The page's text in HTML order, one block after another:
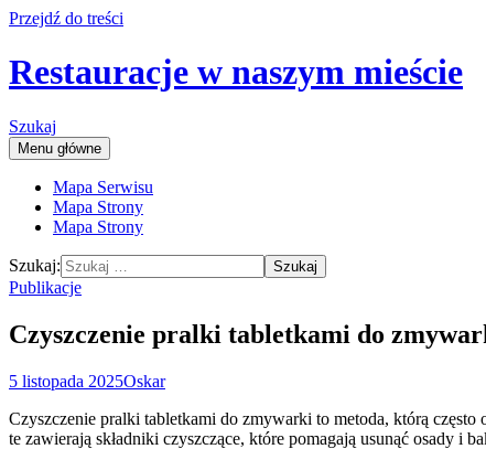
Przejdź do treści
Restauracje w naszym mieście
Szukaj
Menu główne
Mapa Serwisu
Mapa Strony
Mapa Strony
Szukaj:
Publikacje
Czyszczenie pralki tabletkami do
5 listopada 2025Oskar
Czyszczenie pralki tabletkami do zmywarki to metoda, którą
te zawierają składniki czyszczące, które pomagają usunąć osady i